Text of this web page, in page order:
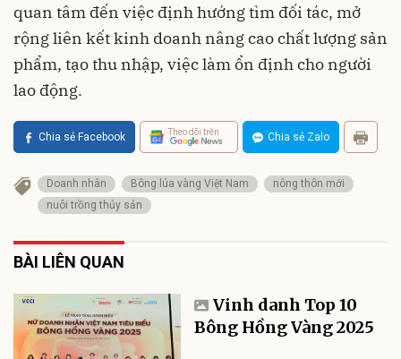
quan tâm đến việc định hướng tìm đối tác, mở
rộng liên kết kinh doanh nâng cao chất lượng sản
phẩm, tạo thu nhập, việc làm ổn định cho người
lao động.
Chia sẻ Facebook Theo dõi trên Chia sẻ Zalo
Doanh nhân Bông lúa vàng Việt Nam
nông thôn mới
nuôi trồng thủy sản
BÀI LIÊN QUAN
Vinh danh Top 10
Bông Hồng Vàng 2025